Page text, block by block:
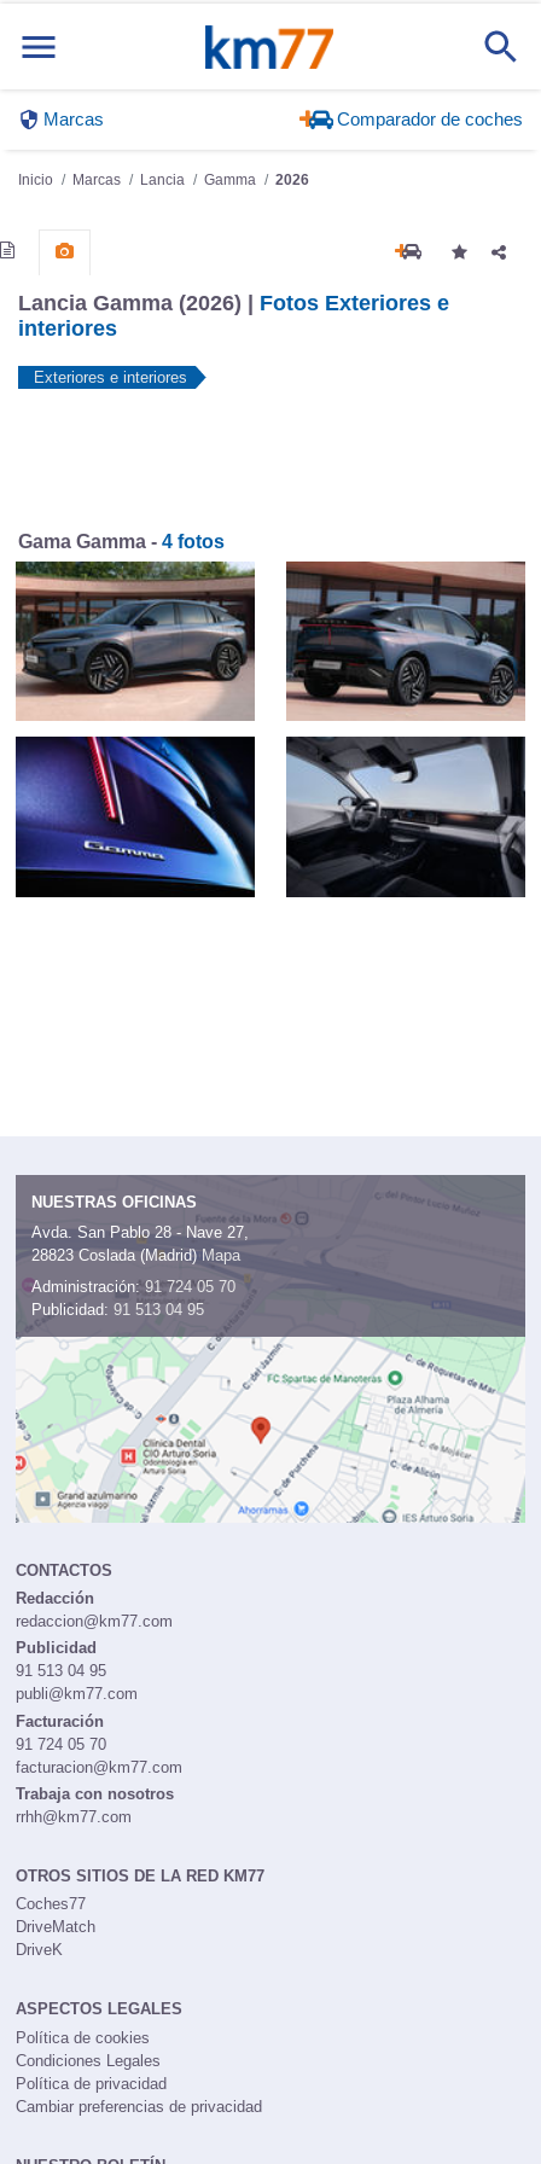
Marcas Comparador de coches
Inicio Marcas Lancia Gamma 2026
Lancia Gamma (2026) | Fotos Exteriores e
interiores
Exteriores e interiores
Gama Gamma - 4 fotos
NUESTRAS OFICINAS
Avda. San Pablo 28 - Nave 27,
28823 Coslada (Madrid) Mapa
Administración: 91 724 05 70
Publicidad: 91 513 04 95
CONTACTOS
Redacción
redaccion@km77.com
Publicidad
91 513 04 95
publi@km77.com
Facturación
91 724 05 70
facturacion@km77.com
Trabaja con nosotros
rrhh@km77.com
OTROS SITIOS DE LA RED KM77
Coches77
DriveMatch
DriveK
ASPECTOS LEGALES
Política de cookies
Condiciones Legales
Política de privacidad
Cambiar preferencias de privacidad